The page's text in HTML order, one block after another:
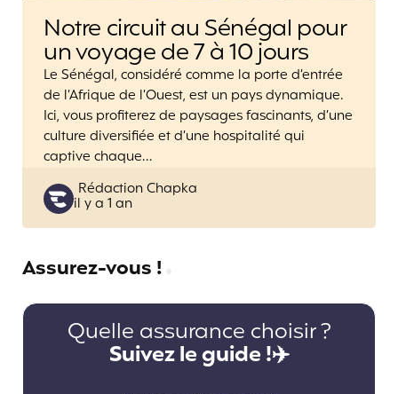
Notre circuit au Sénégal pour
un voyage de 7 à 10 jours
Le Sénégal, considéré comme la porte d’entrée
de l’Afrique de l’Ouest, est un pays dynamique.
Ici, vous profiterez de paysages fascinants, d’une
culture diversifiée et d’une hospitalité qui
captive chaque…
Posted
by
Rédaction Chapka
il y a 1 an
Assurez-vous !